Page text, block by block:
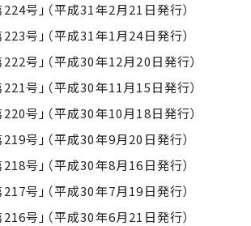
号」（平成31年2月21日発行）
号」（平成31年1月24日発行）
222号」（平成30年12月20日発行）
221号」（平成30年11月15日発行）
220号」（平成30年10月18日発行）
号」（平成30年9月20日発行）
号」（平成30年8月16日発行）
号」（平成30年7月19日発行）
号」（平成30年6月21日発行）